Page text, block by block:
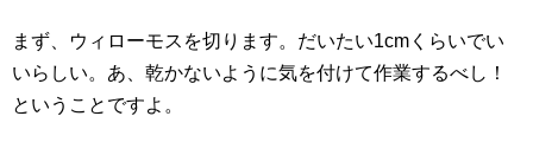
まず、ウィローモスを切ります。だいたい1cmくらいでい
いらしい。あ、乾かないように気を付けて作業するべし！
ということですよ。